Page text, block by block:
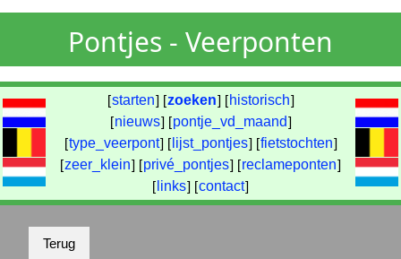
Pontjes - Veerponten
[starten] [zoeken] [ historisch]
[nieuws] [pontje_vd_maand]
[type_veerpont] [ lijst_pontjes] [fietstochten]
[zeer_klein] [privé_pontjes] [reclameponten]
[ links] [contact]